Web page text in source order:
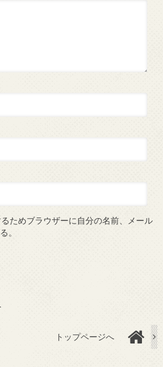
ためブラウザーに自分の名前、メール
。
トップページへ